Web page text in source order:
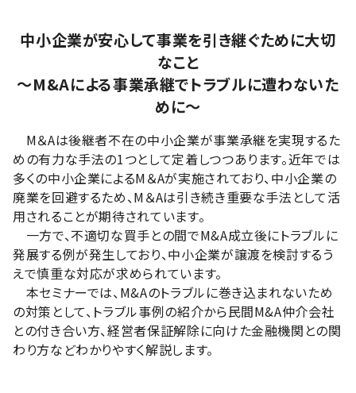
中小企業が安心して事業を引き継ぐために大切
なこと
～M&Aによる事業承継でトラブルに遭わないた
めに～
M＆Aは後継者不在の中小企業が事業承継を実現するた
めの有力な手法の1つとして定着しつつあります。近年では
多くの中小企業によるM＆Aが実施されており、中小企業の
廃業を回避するため、M＆Aは引き続き重要な手法として活
用されることが期待されています。
一方で、不適切な買手との間でM&A成立後にトラブルに
発展する例が発生しており、中小企業が譲渡を検討するう
えで慎重な対応が求められています。
本セミナーでは、M&Aのトラブルに巻き込まれないため
の対策として、トラブル事例の紹介から民間M&A仲介会社
との付き合い方、経営者保証解除に向けた金融機関との関
わり方などわかりやすく解説します。